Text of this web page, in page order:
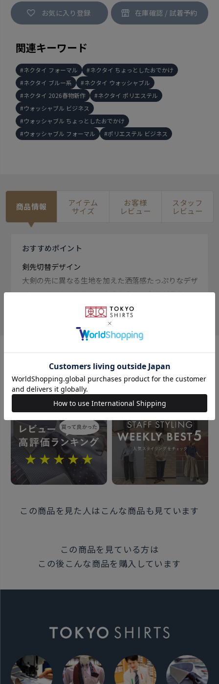
お気に入り登録
関連キーワード
ネクタイ フォーマル
ネクタイ ちょっとしたおでかけ
ネクタイ ブルー系
ネクタイ ウォッシャブル
ネクタイ 2026春物新作
ネクタイ ポリエステル
ウォッシャブル ビジネス
ウォッシャブル ちょっとしたおでかけ
ウォッシャブル フォーマル
ポリエステル ビジネス
商品情報 アイテム
サイズ
お客様
レビュー
スタッフ
レビュー
おすすめポイント
剣先切替デザイン
大剣の先に異なる生地を加えた洒落感たっぷりなデザ
イン。 ジャケットやジレからちらりと剣先が見えコー
ウォッシャブルネクタイ
ご愛用頂けます。
同じシリーズはこちら
素材
ポリエステル100%
全長：約145cm 大剣幅：8.0cm
中国
2026年2月17日
もっと見る
おすすめコンテンツ
この商品を見た人はこんな商品も見ています
この商品を見ている方は
この後こんな商品を購入しています